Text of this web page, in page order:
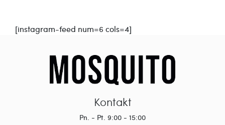
[instagram-feed num=6 cols=4]
Kontakt
Pn. - Pt. 9:00 - 15:00